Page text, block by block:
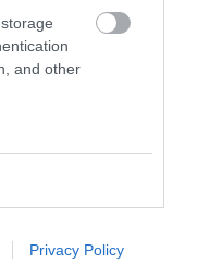
and other
Privacy Policy